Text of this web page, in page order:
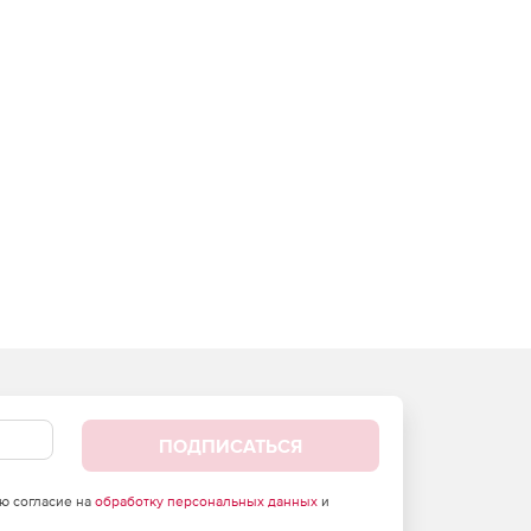
ПОДПИСАТЬСЯ
согласие на обработку персональных данныхи